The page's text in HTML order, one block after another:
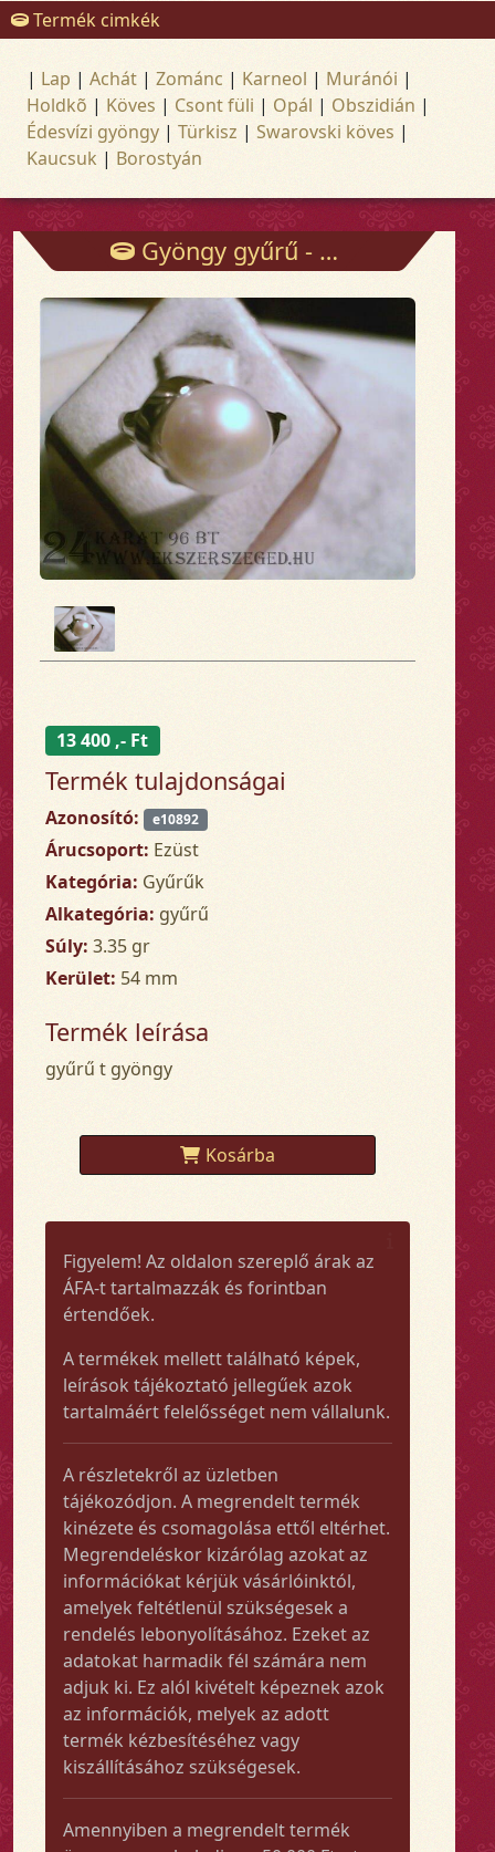
Termék cimkék
| Lap | Achát | Zománc | Karneol | Muránói |
Holdkõ | Köves | Csont füli | Opál | Obszidián |
Édesvízi gyöngy | Türkisz | Swarovski köves |
Kaucsuk | Borostyán
Gyöngy gyűrű - Gyűrűk - Arany és ezüst ékszerek
13 400 ,- Ft
Termék tulajdonságai
Azonosító: e10892
Árucsoport: Ezüst
Kategória: Gyűrűk
Alkategória: gyűrű
Súly: 3.35 gr
Kerület: 54 mm
Termék leírása
gyűrű t gyöngy
Kosárba
Figyelem! Az oldalon szereplő árak az
ÁFA-t tartalmazzák és forintban
értendőek.
A termékek mellett található képek,
leírások tájékoztató jellegűek azok
tartalmáért felelősséget nem vállalunk.
A részletekről az üzletben
tájékozódjon. A megrendelt termék
kinézete és csomagolása ettől eltérhet.
Megrendeléskor kizárólag azokat az
információkat kérjük vásárlóinktól,
amelyek feltétlenül szükségesek a
rendelés lebonyolításához. Ezeket az
adatokat harmadik fél számára nem
adjuk ki. Ez alól kivételt képeznek azok
az információk, melyek az adott
termék kézbesítéséhez vagy
kiszállításához szükségesek.
Amennyiben a megrendelt termék